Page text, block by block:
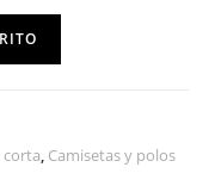
corta, Camisetas y polos